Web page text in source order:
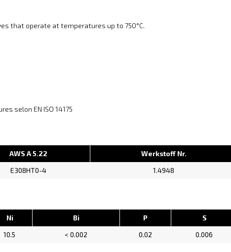
that operate at temperatures up to 750°C.
selon EN ISO 14175
AWS A 5.22
Werkstoff Nr.
E308HT0-4 1.4948
Ni Bi P
S
10.5 < 0.002 0.02 0.006